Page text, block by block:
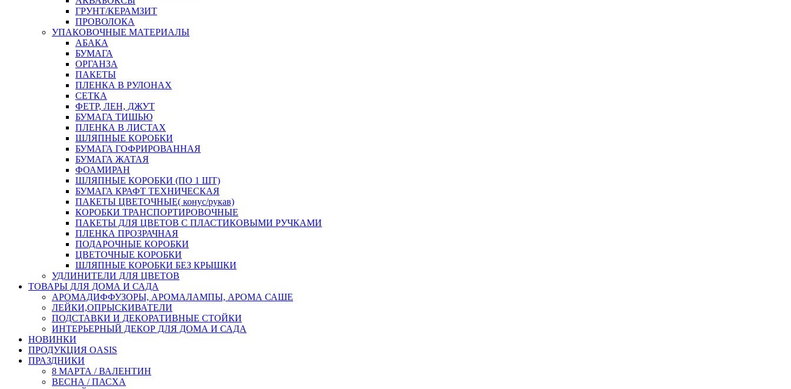
ГРУНТ/КЕРАМЗИТ
ПРОВОЛОКА
УПАКОВОЧНЫЕ МАТЕРИАЛЫ
АБАКА
БУМАГА
ОРГАНЗА
ПАКЕТЫ
ПЛЕНКА В РУЛОНАХ
СЕТКА
ФЕТР, ЛЕН, ДЖУТ
БУМАГА ТИШЬЮ
ПЛЕНКА В ЛИСТАХ
ШЛЯПНЫЕ КОРОБКИ
БУМАГА ГОФРИРОВАННАЯ
БУМАГА ЖАТАЯ
ФОАМИРАН
ШЛЯПНЫЕ КОРОБКИ (ПО 1 ШТ)
БУМАГА КРАФТ ТЕХНИЧЕСКАЯ
ПАКЕТЫ ЦВЕТОЧНЫЕ( конус/рукав)
КОРОБКИ ТРАНСПОРТИРОВОЧНЫЕ
ПАКЕТЫ ДЛЯ ЦВЕТОВ С ПЛАСТИКОВЫМИ РУЧКАМИ
ПЛЕНКА ПРОЗРАЧНАЯ
ПОДАРОЧНЫЕ КОРОБКИ
ЦВЕТОЧНЫЕ КОРОБКИ
ШЛЯПНЫЕ КОРОБКИ БЕЗ КРЫШКИ
УДЛИНИТЕЛИ ДЛЯ ЦВЕТОВ
ТОВАРЫ ДЛЯ ДОМА И САДА
АРОМАДИФФУЗОРЫ, АРОМАЛАМПЫ, АРОМА САШЕ
ЛЕЙКИ,ОПРЫСКИВАТЕЛИ
ПОДСТАВКИ И ДЕКОРАТИВНЫЕ СТОЙКИ
ИНТЕРЬЕРНЫЙ ДЕКОР ДЛЯ ДОМА И САДА
НОВИНКИ
ПРОДУКЦИЯ OASIS
ПРАЗДНИКИ
8 МАРТА / ВАЛЕНТИН
ВЕСНА / ПАСХА